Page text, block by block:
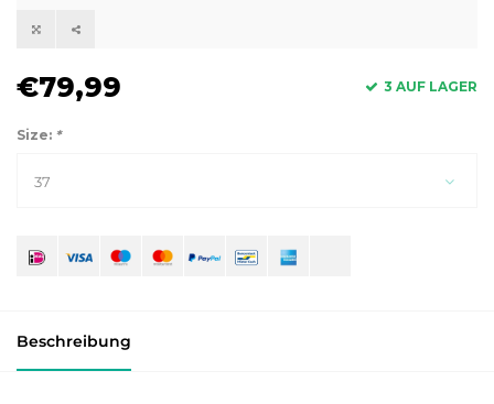
€79,99 3 AUF LAGER
Size: *
37
Beschreibung